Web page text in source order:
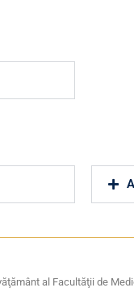
al Facultăţii de